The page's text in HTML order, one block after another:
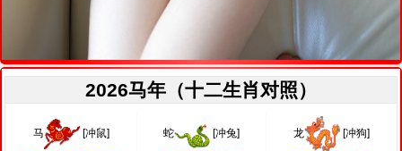
2026马年（十二生肖对照）
马 [冲鼠] 蛇 [冲兔] 龙 [冲狗]